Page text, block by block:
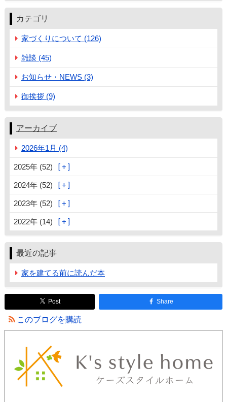
カテゴリ
家づくりについて (126)
雑談 (45)
お知らせ・NEWS (3)
御挨拶 (9)
アーカイブ
2026年1月 (4)
2025年 (52)
2024年 (52)
2023年 (52)
2022年 (14)
最近の記事
家を建てる前に読んだ本
Post Share
このブログを購読